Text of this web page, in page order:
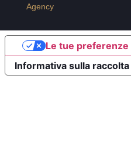
Agency
Informativa sulla raccolta
Le tue preferenze